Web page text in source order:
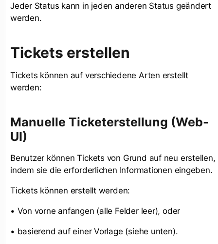
Jeder Status kann in jeden anderen Status geändert
werden.
Tickets erstellen
Tickets können auf verschiedene Arten erstellt
werden:
Manuelle Ticketerstellung (Web-
UI)
Benutzer können Tickets von Grund auf neu erstellen,
indem sie die erforderlichen Informationen eingeben.
Tickets können erstellt werden:
• Von vorne anfangen (alle Felder leer), oder
• basierend auf einer Vorlage (siehe unten).